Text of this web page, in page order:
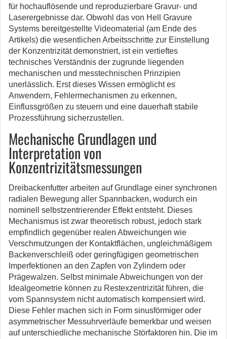
für hochauflösende und reproduzierbare Gravur- und
Laserergebnisse dar. Obwohl das von Hell Gravure
Systems bereitgestellte Videomaterial (am Ende des
Artikels) die wesentlichen Arbeitsschritte zur Einstellung
der Konzentrizität demonstriert, ist ein vertieftes
technisches Verständnis der zugrunde liegenden
mechanischen und messtechnischen Prinzipien
unerlässlich. Erst dieses Wissen ermöglicht es
Anwendern, Fehlermechanismen zu erkennen,
Einflussgrößen zu steuern und eine dauerhaft stabile
Prozessführung sicherzustellen.
Mechanische Grundlagen und
Interpretation von
Konzentrizitätsmessungen
Dreibackenfutter arbeiten auf Grundlage einer synchronen
radialen Bewegung aller Spannbacken, wodurch ein
nominell selbstzentrierender Effekt entsteht. Dieses
Mechanismus ist zwar theoretisch robust, jedoch stark
empfindlich gegenüber realen Abweichungen wie
Verschmutzungen der Kontaktflächen, ungleichmäßigem
Backenverschleiß oder geringfügigen geometrischen
Imperfektionen an den Zapfen von Zylindern oder
Prägewalzen. Selbst minimale Abweichungen von der
Idealgeometrie können zu Restexzentrizität führen, die
vom Spannsystem nicht automatisch kompensiert wird.
Diese Fehler machen sich in Form sinusförmiger oder
asymmetrischer Messuhrverläufe bemerkbar und weisen
auf unterschiedliche mechanische Störfaktoren hin. Die im